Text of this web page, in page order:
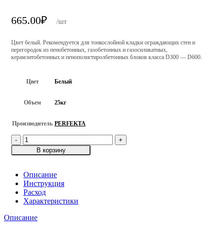
665.00₽ /шт
Цвет белый. Рекомендуется для тонкослойной кладки ограждающих стен и
перегородок из пенобетонных, газобетонных и газосиликатных,
керамзитобетонных и пенополистиролбетонных блоков класса D300 — D600.
Цвет Белый
Объем 25кг
Производитель PERFEKTA
Количество
товара
Клей
газобетона
PERFEKTA
Лайтблок,
белый,
кг
В корзину
Описание
Инструкция
Расход
Характеристики
Описание